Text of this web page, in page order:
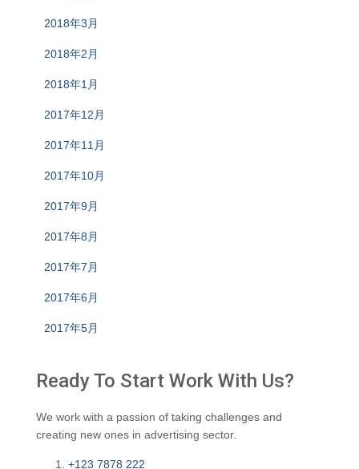
2018年3月
2018年2月
2018年1月
2017年12月
2017年11月
2017年10月
2017年9月
2017年8月
2017年7月
2017年6月
2017年5月
Ready To Start Work With Us?
We work with a passion of taking challenges and
creating new ones in advertising sector.
+123 7878 222